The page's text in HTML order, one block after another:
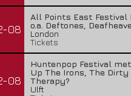
08
All Points East Festival
o.a. Deftones,
London
Tickets
08
Huntenpop Festival met
Up The Irons, The Dirty
Therapy?
Ulft